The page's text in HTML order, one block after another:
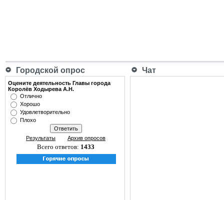
Городской опрос Чат
Оцените деятельность Главы города
Королёв Ходырева А.Н.
Отлично
Хорошо
Удовлетворительно
Плохо
Результаты Архив опросов
Всего ответов: 1433